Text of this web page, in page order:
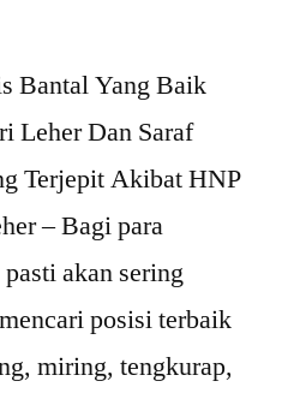
Bantal Yang Baik
Leher Dan Saraf
Terjepit Akibat HNP
– Bagi para
akan sering
posisi terbaik
miring, tengkurap,